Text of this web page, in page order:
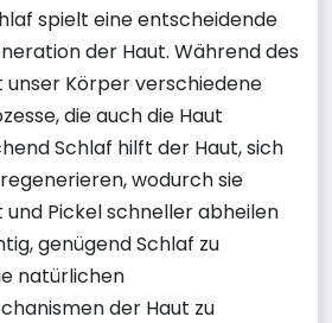
spielt eine entscheidende
der Haut. Während des
Körper verschiedene
die auch die Haut
Schlaf hilft der Haut, sich
wodurch sie
und Pickel schneller abheilen
genügend Schlaf zu
natürlichen
der Haut zu